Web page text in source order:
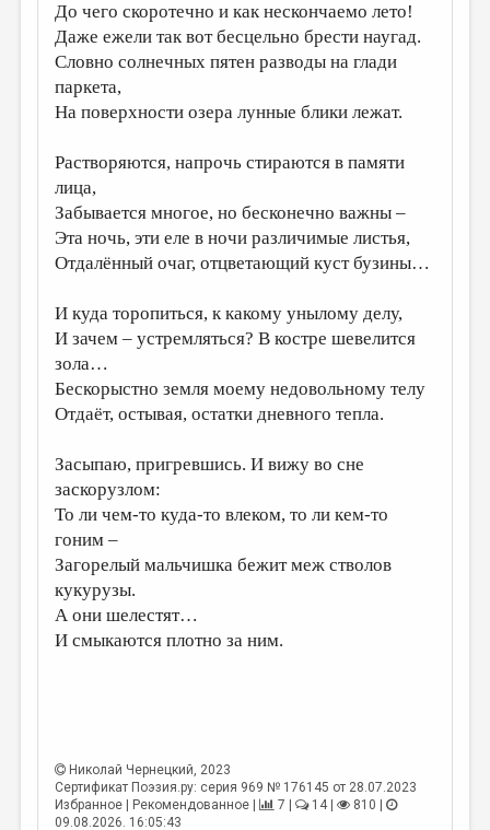
ПУБЛИЦИСТИКА
РЕЦЕНЗИРОВАНИЕ
ЦИКЛЫ ПУБЛИКАЦИЙ
ТРЕДИАКОВСКИЙ
МЕДИА
ВКОНТАКТЕ
До чего скоротечно и как нескончаемо лето!
Даже ежели так вот бесцельно брести наугад.
Словно солнечных пятен разводы на глади
паркета,
На поверхности озера лунные блики лежат.
Растворяются, напрочь стираются в памяти
лица,
Забывается многое, но бесконечно важны –
Эта ночь, эти еле в ночи различимые листья,
Отдалённый очаг, отцветающий куст бузины…
И куда торопиться, к какому унылому делу,
И зачем – устремляться? В костре шевелится
зола…
Бескорыстно земля моему недовольному телу
Отдаёт, остывая, остатки дневного тепла.
Засыпаю, пригревшись. И вижу во сне
заскорузлом:
То ли чем-то куда-то влеком, то ли кем-то
гоним –
Загорелый мальчишка бежит меж стволов
кукурузы.
А они шелестят…
И смыкаются плотно за ним.
Николай Чернецкий, 2023
Сертификат Поэзия.ру: серия 969 № 176145 от 28.07.2023
Избранное | Рекомендованное |
7 | 14 |
810 |
09.08.2026. 16:05:43